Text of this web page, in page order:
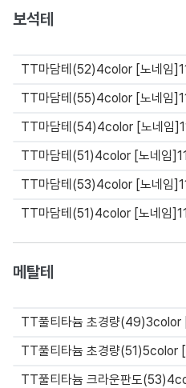
보석테
TT마담테(52)4color [노네임
TT마담테(55)4color [노네임
TT마담테(54)4color [노네임
TT마담테(51)4color [노네임
TT마담테(53)4color [노네임
TT마담테(51)4color [노네임
메탈테
TT풀티타늄 초경량
TT풀티타늄 초경량(51)5color
TT풀티타늄 크라운판도